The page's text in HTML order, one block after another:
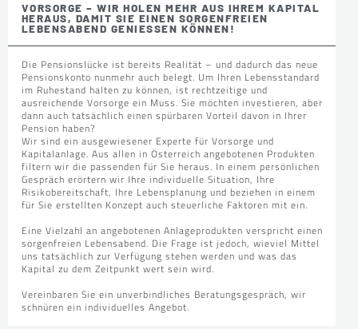
VORSORGE – WIR HOLEN MEHR AUS IHREM KAPITAL
HERAUS, DAMIT SIE EINEN SORGENFREIEN
LEBENSABEND GENIESSEN KÖNNEN!
Die Pensionslücke ist bereits Realität – und dadurch das neue
Pensionskonto nunmehr auch belegt. Um Ihren Lebensstandard
im Ruhestand halten zu können, ist rechtzeitige und
ausreichende Vorsorge ein Muss. Sie möchten investieren, aber
dann auch tatsächlich einen spürbaren Vorteil davon in Ihrer
Pension haben?
Wir sind ein ausgewiesener Experte für Vorsorge und
Kapitalanlage. Aus allen in Österreich angebotenen Produkten
filtern wir die passenden für Sie heraus. In einem persönlichen
Gespräch erörtern wir Ihre individuelle Situation, Ihre
Risikobereitschaft, Ihre Lebensplanung und beziehen in einem
für Sie erstellten Konzept auch steuerliche Faktoren mit ein.
Eine Vielzahl an angebotenen Anlageprodukten verspricht einen
sorgenfreien Lebensabend. Die Frage ist jedoch, wieviel Mittel
uns tatsächlich zur Verfügung stehen werden und was das
Kapital zu dem Zeitpunkt wert sein wird.
Vereinbaren Sie ein unverbindliches Beratungsgespräch, wir
schnüren ein individuelles Angebot.